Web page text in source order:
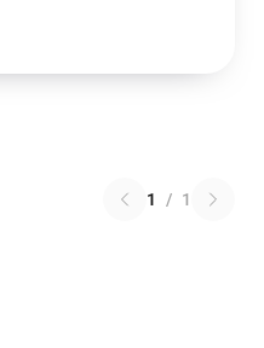
1 / 1